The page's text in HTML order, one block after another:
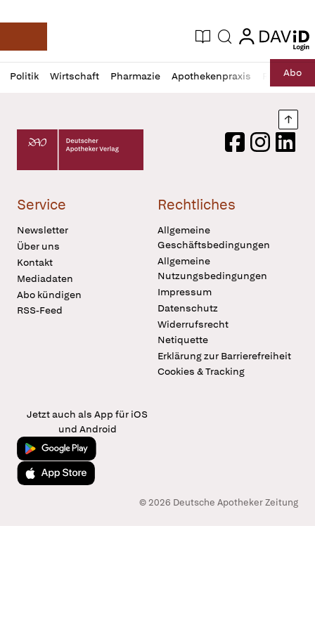
Deutsche Apotheker Zeitung
Aktuelle Ausgabe
Suche login
login
Politik Wirtschaft Pharmazie Apothekenpraxis RechtAbo
Profil
öffnen
Daz
Pur
Deutscher Apotheker Verlag Logo
FacebookInstagram
Service
Newsletter
Über uns
Kontakt
Mediadaten
Abo kündigen
RSS-Feed
Rechtliches
Allgemeine
Geschäftsbedingungen
Allgemeine
Nutzungsbedingungen
Impressum
Datenschutz
Widerrufsrecht
Netiquette
Erklärung zur Barrierefreiheit
Cookies & Tracking
Jetzt auch als App für iOS
und Android
Jetzt bei Google Play
Laden im App Store
© 2026 Deutsche Apotheker Zeitung